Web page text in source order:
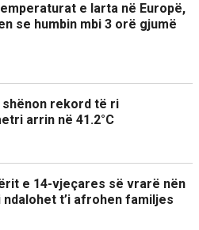
e larta në Europë,
se humbin mbi 3 orë gjumë
shënon rekord të ri
arrin në 41.2°C
e 14-vjeçares së vrarë nën
t’i afrohen familjes